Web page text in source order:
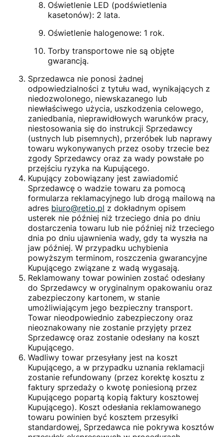
Oświetlenie LED (podświetlenia
kasetonów): 2 lata.
Oświetlenie halogenowe: 1 rok.
Torby transportowe nie są objęte
gwarancją.
Sprzedawca nie ponosi żadnej
odpowiedzialności z tytułu wad, wynikających z
niedozwolonego, niewskazanego lub
niewłaściwego użycia, uszkodzenia celowego,
zaniedbania, nieprawidłowych warunków pracy,
niestosowania się do instrukcji Sprzedawcy
(ustnych lub pisemnych), przeróbek lub naprawy
towaru wykonywanych przez osoby trzecie bez
zgody Sprzedawcy oraz za wady powstałe po
przejściu ryzyka na Kupującego.
Kupujący zobowiązany jest zawiadomić
Sprzedawcę o wadzie towaru za pomocą
formularza reklamacyjnego lub drogą mailową na
adres biuro@retio.pl z dokładnym opisem
usterek nie później niż trzeciego dnia po dniu
dostarczenia towaru lub nie później niż trzeciego
dnia po dniu ujawnienia wady, gdy ta wyszła na
jaw później. W przypadku uchybienia
powyższym terminom, roszczenia gwarancyjne
Kupującego związane z wadą wygasają.
Reklamowany towar powinien zostać odesłany
do Sprzedawcy w oryginalnym opakowaniu oraz
zabezpieczony kartonem, w stanie
umożliwiającym jego bezpieczny transport.
Towar nieodpowiednio zabezpieczony oraz
nieoznakowany nie zostanie przyjęty przez
Sprzedawcę oraz zostanie odesłany na koszt
Kupującego.
Wadliwy towar przesyłany jest na koszt
Kupującego, a w przypadku uznania reklamacji
zostanie refundowany (przez korektę kosztu z
faktury sprzedaży o kwotę poniesioną przez
Kupującego popartą kopią faktury kosztowej
Kupującego). Koszt odesłania reklamowanego
towaru powinien być kosztem przesyłki
standardowej, Sprzedawca nie pokrywa kosztów